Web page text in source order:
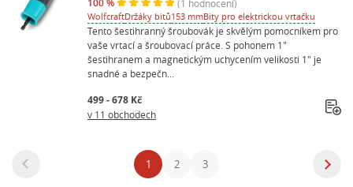
(1 hodnocení)
WolfcraftDržáky bitů153 mmBity pro elektrickou vrtačku
Tento šestihranný šroubovák je skvělým pomocníkem pro
vaše vrtací a šroubovací práce. S pohonem 1"
šestihranem a magnetickým uchycením velikosti 1" je
snadné a bezpečn...
499 - 678 Kč
v 11 obchodech
1 2 3